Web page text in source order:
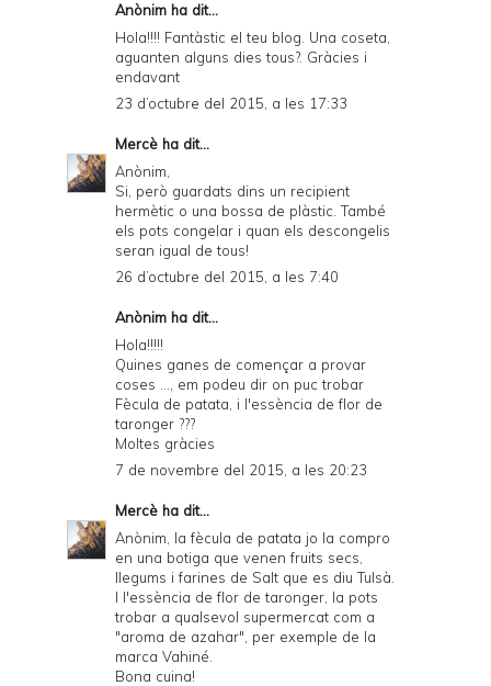
Anònim ha dit...
Hola!!!! Fantàstic el teu blog. Una coseta,
aguanten alguns dies tous?. Gràcies i
endavant
23 d’octubre del 2015, a les 17:33
Mercè ha dit...
Anònim,
Si, però guardats dins un recipient
hermètic o una bossa de plàstic. També
els pots congelar i quan els descongelis
seran igual de tous!
26 d’octubre del 2015, a les 7:40
Anònim ha dit...
Hola!!!!!
Quines ganes de començar a provar
coses ..., em podeu dir on puc trobar
Fècula de patata, i l'essència de flor de
taronger ???
Moltes gràcies
7 de novembre del 2015, a les 20:23
Mercè ha dit...
Anònim, la fècula de patata jo la compro
en una botiga que venen fruits secs,
llegums i farines de Salt que es diu Tulsà.
I l'essència de flor de taronger, la pots
trobar a qualsevol supermercat com a
"aroma de azahar", per exemple de la
marca Vahiné.
Bona cuina!